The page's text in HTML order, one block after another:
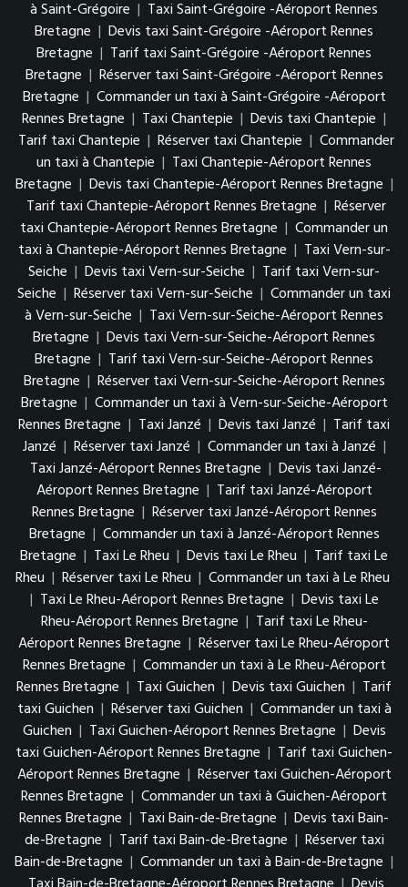
à Saint-Grégoire | Taxi Saint-Grégoire -Aéroport Rennes
Bretagne | Devis taxi Saint-Grégoire -Aéroport Rennes
Bretagne | Tarif taxi Saint-Grégoire -Aéroport Rennes
Bretagne | Réserver taxi Saint-Grégoire -Aéroport Rennes
Bretagne | Commander un taxi à Saint-Grégoire -Aéroport
Rennes Bretagne | Taxi Chantepie | Devis taxi Chantepie |
Tarif taxi Chantepie | Réserver taxi Chantepie | Commander
un taxi à Chantepie | Taxi Chantepie-Aéroport Rennes
Bretagne | Devis taxi Chantepie-Aéroport Rennes Bretagne |
Tarif taxi Chantepie-Aéroport Rennes Bretagne | Réserver
taxi Chantepie-Aéroport Rennes Bretagne | Commander un
taxi à Chantepie-Aéroport Rennes Bretagne | Taxi Vern-sur-
Seiche | Devis taxi Vern-sur-Seiche | Tarif taxi Vern-sur-
Seiche | Réserver taxi Vern-sur-Seiche | Commander un taxi
à Vern-sur-Seiche | Taxi Vern-sur-Seiche-Aéroport Rennes
Bretagne | Devis taxi Vern-sur-Seiche-Aéroport Rennes
Bretagne | Tarif taxi Vern-sur-Seiche-Aéroport Rennes
Bretagne | Réserver taxi Vern-sur-Seiche-Aéroport Rennes
Bretagne | Commander un taxi à Vern-sur-Seiche-Aéroport
Rennes Bretagne | Taxi Janzé | Devis taxi Janzé | Tarif taxi
Janzé | Réserver taxi Janzé | Commander un taxi à Janzé |
Taxi Janzé-Aéroport Rennes Bretagne | Devis taxi Janzé-
Aéroport Rennes Bretagne | Tarif taxi Janzé-Aéroport
Rennes Bretagne | Réserver taxi Janzé-Aéroport Rennes
Bretagne | Commander un taxi à Janzé-Aéroport Rennes
Bretagne | Taxi Le Rheu | Devis taxi Le Rheu | Tarif taxi Le
Rheu | Réserver taxi Le Rheu | Commander un taxi à Le Rheu
| Taxi Le Rheu-Aéroport Rennes Bretagne | Devis taxi Le
Rheu-Aéroport Rennes Bretagne | Tarif taxi Le Rheu-
Aéroport Rennes Bretagne | Réserver taxi Le Rheu-Aéroport
Rennes Bretagne | Commander un taxi à Le Rheu-Aéroport
Rennes Bretagne | Taxi Guichen | Devis taxi Guichen | Tarif
taxi Guichen | Réserver taxi Guichen | Commander un taxi à
Guichen | Taxi Guichen-Aéroport Rennes Bretagne | Devis
taxi Guichen-Aéroport Rennes Bretagne | Tarif taxi Guichen-
Aéroport Rennes Bretagne | Réserver taxi Guichen-Aéroport
Rennes Bretagne | Commander un taxi à Guichen-Aéroport
Rennes Bretagne | Taxi Bain-de-Bretagne | Devis taxi Bain-
de-Bretagne | Tarif taxi Bain-de-Bretagne | Réserver taxi
Bain-de-Bretagne | Commander un taxi à Bain-de-Bretagne |